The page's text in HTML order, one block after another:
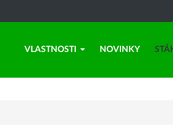
VLASTNOSTI NOVINKY